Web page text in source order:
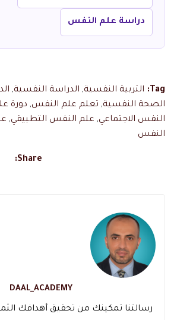
دراسة علم النفس
Tag: التربية النفسية, الدراسة النفسية,
الصحة النفسية, تعلم علم النفس, دورة
النفس الاجتماعي, علم النفس التطبيقي,
النفس
Share:
DAAL_ACADEMY
رسالتنا تمكينك من تحقيق أهدافك